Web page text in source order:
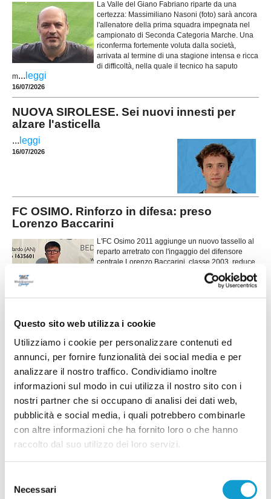
Questo sito web utilizza i cookie
Utilizziamo i cookie per personalizzare contenuti ed
annunci, per fornire funzionalità dei social media e per
analizzare il nostro traffico. Condividiamo inoltre
informazioni sul modo in cui utilizza il nostro sito con i
nostri partner che si occupano di analisi dei dati web,
pubblicità e social media, i quali potrebbero combinarle
con altre informazioni che ha fornito loro o che hanno
raccolto dal suo utilizzo dei loro servizi.
delNecessari
La Valle del Giano Fabriano riparte da una
certezza: Massimiliano Nasoni (foto) sarà ancora
l'allenatore della prima squadra impegnata nel
campionato di Seconda Categoria Marche. Una
riconferma fortemente voluta dalla società,
arrivata al termine di una stagione intensa e ricca
di difficoltà, nella quale il tecnico ha saputo
m... leggi
16/07/2026
NUOVA SIROLESE. Sei nuovi innesti per
alzare l'asticella
... leggi
16/07/2026
FC OSIMO. Rinforzo in difesa: preso
Lorenzo Baccarini
L'FC Osimo 2011 aggiunge un nuovo tassello al
reparto arretrato con l'ingaggio del difensore
centrale Lorenzo Baccarini, classe 2003, reduce
dall'ultima stagione disputata con la
Vai all'edizione provinciale